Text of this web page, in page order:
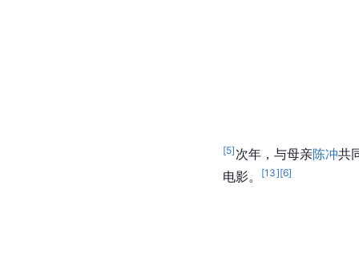
[5] 次年，与母亲陈冲共
电影。
[13][6]